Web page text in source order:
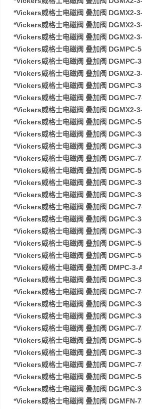
*Vickers威格士电磁阀 叠加阀 DGMX2-
*Vickers威格士电磁阀 叠加阀 DGMX2-
*Vickers威格士电磁阀 叠加阀 DGMX2-
*Vickers威格士电磁阀 叠加阀 DGMPC-
*Vickers威格士电磁阀 叠加阀 DGMPC-
*Vickers威格士电磁阀 叠加阀 DGMX2-
*Vickers威格士电磁阀 叠加阀 DGMPC-
*Vickers威格士电磁阀 叠加阀 DGMPC-
*Vickers威格士电磁阀 叠加阀 DGMX2-
*Vickers威格士电磁阀 叠加阀 DGMPC-
*Vickers威格士电磁阀 叠加阀 DGMPC-
*Vickers威格士电磁阀 叠加阀 DGMPC-
*Vickers威格士电磁阀 叠加阀 DGMPC-
*Vickers威格士电磁阀 叠加阀 DGMPC-
*Vickers威格士电磁阀 叠加阀 DGMPC-
*Vickers威格士电磁阀 叠加阀 DGMPC-
*Vickers威格士电磁阀 叠加阀 DGMPC-
*Vickers威格士电磁阀 叠加阀 DGMPC-
*Vickers威格士电磁阀 叠加阀 DGMPC-
*Vickers威格士电磁阀 叠加阀 DGMPC-
*Vickers威格士电磁阀 叠加阀 DGMPC-
*Vickers威格士电磁阀 叠加阀 DMPC-
*Vickers威格士电磁阀 叠加阀 DGMPC-
*Vickers威格士电磁阀 叠加阀 DGMPC-
*Vickers威格士电磁阀 叠加阀 DGMPC-
*Vickers威格士电磁阀 叠加阀 DGMPC-
*Vickers威格士电磁阀 叠加阀 DGMPC-
*Vickers威格士电磁阀 叠加阀 DGMPC-
*Vickers威格士电磁阀 叠加阀 DGMPC-
*Vickers威格士电磁阀 叠加阀 DGMPC-
*Vickers威格士电磁阀 叠加阀 DGMPC-
*Vickers威格士电磁阀 叠加阀 DGMPC-
*Vickers威格士电磁阀 叠加阀 DGMFN-